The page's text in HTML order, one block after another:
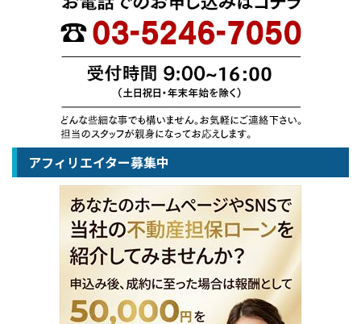
アフィリエイター募集中